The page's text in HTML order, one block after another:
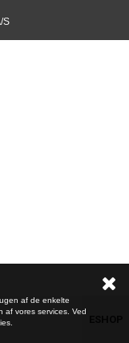
S
af de enkelte
af vores services. Ved